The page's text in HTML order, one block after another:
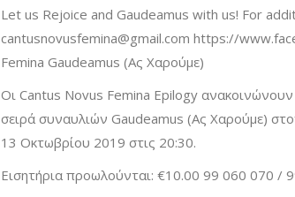
Let us Rejoice and Gaudeamus with us! For
cantusnovusfemina@gmail.com https://
Femina Gaudeamus (Ας Χαρούμε)
Οι Cantus Novus Femina Epilogy
σειρά συναυλιών Gaudeamus (Ας Χαρούμε)
13 Οκτωβρίου 2019 στις 20:30.
Εισητήρια προωλούνται: €10.00 99 060 070 /